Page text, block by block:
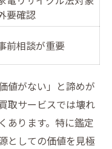
要確認
前相談が重要
値がない」と諦めが
取サービスでは壊れ
あります。特に鑑定
としての価値を見極